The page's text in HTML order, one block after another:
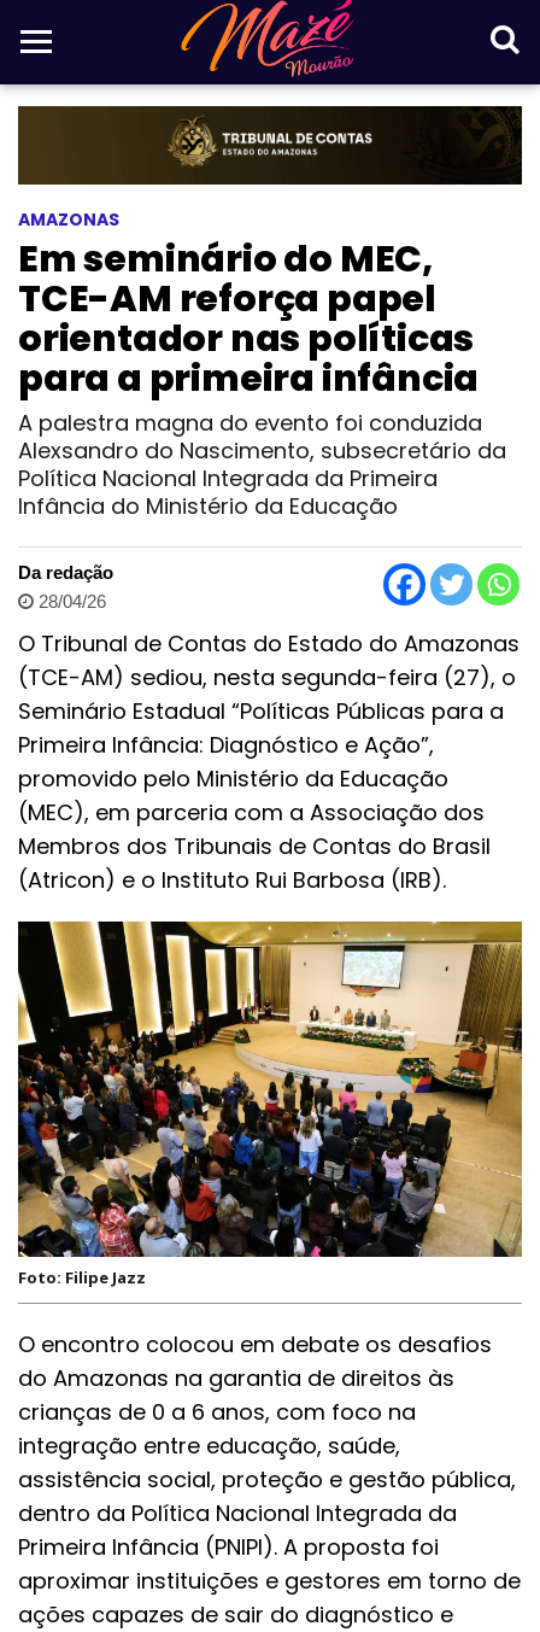
AMAZONAS
Em seminário do MEC,
TCE-AM reforça papel
orientador nas políticas
para a primeira infância
A palestra magna do evento foi conduzida
Alexsandro do Nascimento, subsecretário da
Política Nacional Integrada da Primeira
Infância do Ministério da Educação
Da redação
28/04/26
O Tribunal de Contas do Estado do Amazonas
(TCE-AM) sediou, nesta segunda-feira (27), o
Seminário Estadual “Políticas Públicas para a
Primeira Infância: Diagnóstico e Ação”,
promovido pelo Ministério da Educação
(MEC), em parceria com a Associação dos
Membros dos Tribunais de Contas do Brasil
(Atricon) e o Instituto Rui Barbosa (IRB).
Foto: Filipe Jazz
O encontro colocou em debate os desafios
do Amazonas na garantia de direitos às
crianças de 0 a 6 anos, com foco na
integração entre educação, saúde,
assistência social, proteção e gestão pública,
dentro da Política Nacional Integrada da
Primeira Infância (PNIPI). A proposta foi
aproximar instituições e gestores em torno de
ações capazes de sair do diagnóstico e